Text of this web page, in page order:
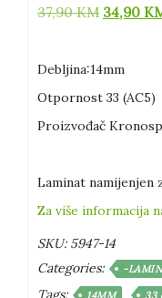
37,90KM Izvorna
je:
37,90 KM.
34,90
Debljina:14mm
Otpornost 33 (AC5)
Proizvođač
Laminat namijenjen
Za više informacija
SKU: 5947-14
Categories:
-
Tags: 14MM 33